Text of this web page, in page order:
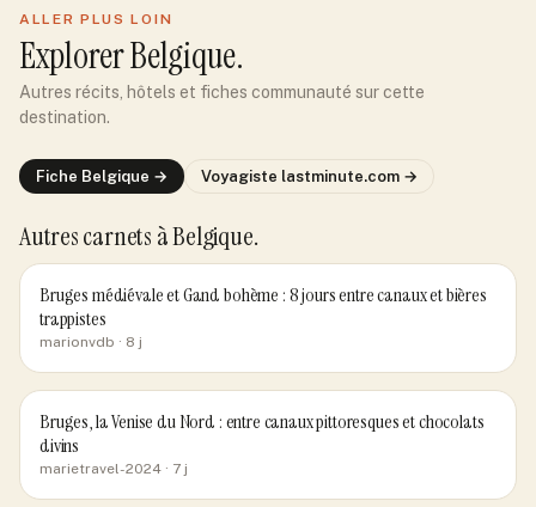
ALLER PLUS LOIN
ExplorerBelgique.
Autres récits, hôtels et fiches communauté sur cette
destination.
Fiche Belgique → Voyagiste lastminute.com →
Autres carnets à Belgique.
Bruges médiévale et Gand bohème : 8 jours entre canaux et bières
trappistes
marionvdb · 8 j
Bruges, la Venise du Nord : entre canaux pittoresques et chocolats
divins
marietravel-2024 · 7 j